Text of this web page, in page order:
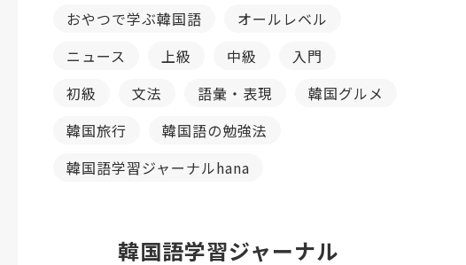
おやつで学ぶ韓国語
オールレベル
ニュース
上級 中級
入門
初級
文法 語彙・表現
韓国グルメ
韓国旅行
韓国語の勉強法
韓国語学習ジャーナルhana
韓国語学習ジャーナル